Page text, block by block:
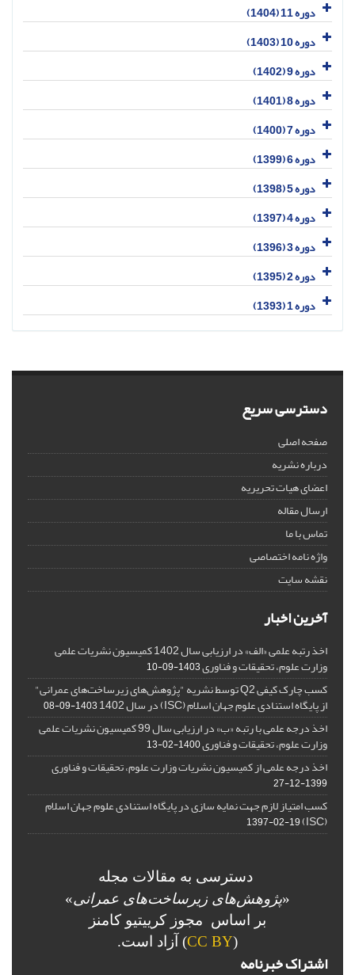
دوره 11 (1404)
دوره 10 (1403)
دوره 9 (1402)
دوره 8 (1401)
دوره 7 (1400)
دوره 6 (1399)
دوره 5 (1398)
دوره 4 (1397)
دوره 3 (1396)
دوره 2 (1395)
دوره 1 (1393)
دسترسی سریع
صفحه اصلی
درباره نشریه
اعضای هیات تحریریه
ارسال مقاله
تماس با ما
واژه نامه اختصاصی
نقشه سایت
آخرین اخبار
اخذ رتبه علمی «الف» در ارزیابی سال 1402 کمیسیون نشریات علمی
وزارت علوم، تحقیقات و فناوری1403-09-10
کسب چارک کیفی Q2 توسط نشریه "پژوهش‌های زیرساخت‌های عمرانی"
از پایگاه استنادی علوم جهان اسلام (ISC) در سال 1402 1403-09-08
اخذ درجه علمی با رتبه «ب» در ارزیابی سال 99 کمیسیون نشریات علمی
وزارت علوم، تحقیقات و فناوری1400-02-13
اخذ درجه علمی از کمیسیون نشریات وزارت علوم، تحقیقات و فناوری
1399-12-27
کسب امتیاز لازم جهت نمایه سازی در پایگاه استنادی علوم جهان اسلام
(ISC)
1397-02-19
دسترسی به مقالات مجله
«پژوهش‌های زیرساخت‌های عمرانی»
بر اساس مجوز کرییتیو کامنز
(
CC BY) آزاد است.
اشتراک خبرنامه